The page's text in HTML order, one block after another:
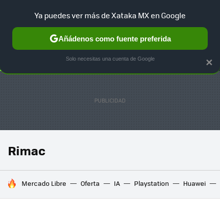
SELECCIÓN GAMING HOME AUTO TERRITORIO
Rimac
HOY SE HABLA DE
Mercado Libre Oferta IA Playstation Huawei
×
Ya puedes ver más de Xataka MX en Google
Añádenos como fuente preferida
Solo necesitas una cuenta de Google